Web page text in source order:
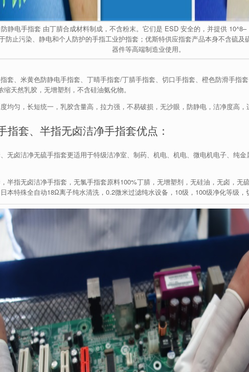
静电手指套 由丁腈合成材料制成，不含粉末。它们是 ESD 安全的，并提供
防止污染、静电和个人防护的手指工业护指套；优斯特供应指套产品本身不含硫及
器件等高端制造业使用。
套、米黄色防静电手指套、丁晴手指套/丁腈手指套、切口手指套、橙色防滑手指
缩天然乳胶，无增塑剂，不含硅油氨化物。
均匀，长短统一，乳胶含量高，拉力强，不易破损，无沙眼，防静电，洁净度高，
指套、半指无卤洁净手指套优点：
无卤洁净无硫手指套更适用于特级洁净室、制药、机电、机电、微电机电子、纯
半指无卤洁净手指套，无氯手指套原料100%丁腈，无增塑剂，无硅油，无卤，无
本特殊全自动18Ω离子纯水清洗，0.2微米过滤纯水设备，10级，100级净化等级，